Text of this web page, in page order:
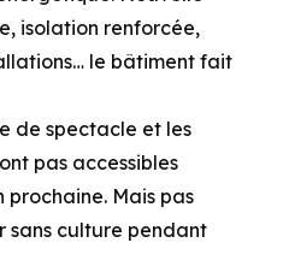
isolation renforcée,
le bâtiment fait
de spectacle et les
pas accessibles
Mais pas
sans culture pendant